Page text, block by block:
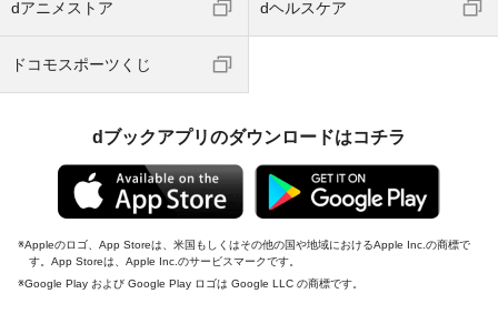
dアニメストア dヘルスケア
ドコモスポーツくじ
dブックアプリのダウンロードはコチラ
Appleのロゴ、App Storeは、米国もしくはその他の国や地域におけるApple Inc.の商標で
す。App Storeは、Apple Inc.のサービスマークです。
Google Play および Google Play ロゴは Google LLC の商標です。